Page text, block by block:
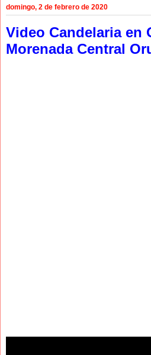
domingo, 2 de febrero de 2020
Video Candelaria en
Morenada Central